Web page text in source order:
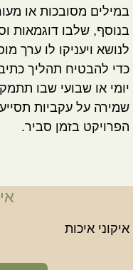
במילים מסובכות או
בנוסף, שלבו דוגמאות
לנושא ויעניקו לו ערך
כדי להבטיח תהליך
יומי או שבועי שבו
שמירה על עקביות
הפרויקט בזמן סביר.
איקוני איכות